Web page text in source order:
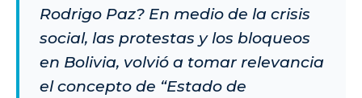
Rodrigo Paz? En medio de la crisis
social, las protestas y los bloqueos
en Bolivia, volvió a tomar relevancia
el concepto de “Estado de